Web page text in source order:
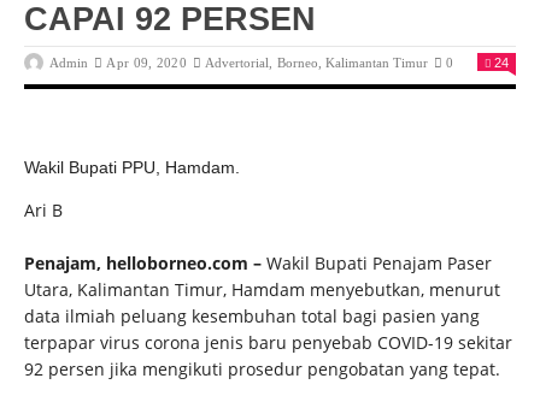
CAPAI 92 PERSEN
Admin Apr 09, 2020 Advertorial Borneo ,Kalimantan Timur 0 24
Wakil Bupati PPU, Hamdam.
Ari B
Penajam, helloborneo.com – Wakil Bupati Penajam Paser
Utara, Kalimantan Timur, Hamdam menyebutkan, menurut
data ilmiah peluang kesembuhan total bagi pasien yang
terpapar virus corona jenis baru penyebab COVID-19 sekitar
92 persen jika mengikuti prosedur pengobatan yang tepat.